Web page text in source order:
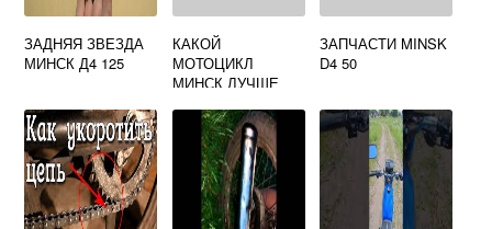
ЗАДНЯЯ ЗВЕЗДА
МИНСК Д4 125
КАКОЙ
МОТОЦИКЛ
МИНСК ЛУЧШЕ
ЗАПЧАСТИ MINSK
D4 50